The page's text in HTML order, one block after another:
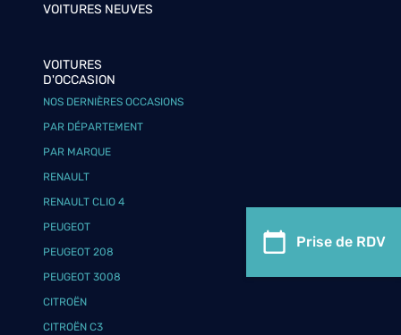
Prise de RDV
VOITURES NEUVES
VOITURES
D'OCCASION
NOS DERNIÈRES OCCASIONS
PAR DÉPARTEMENT
PAR MARQUE
RENAULT
RENAULT CLIO 4
PEUGEOT
PEUGEOT 208
PEUGEOT 3008
CITROËN
CITROËN C3